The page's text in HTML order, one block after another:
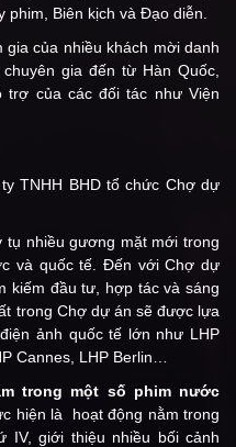
phim, Biên kịch và Đạo diễn.
gia của nhiều khách mời danh
gia đến từ Hàn Quốc,
của các đối tác như Viện
TNHH BHD tổ chức Chợ dự
nhiều gương mặt mới trong
và quốc tế. Đến với Chợ dự
kiếm đầu tư, hợp tác và sáng
trong Chợ dự án sẽ được lựa
ảnh quốc tế lớn như LHP
Cannes, LHP Berlin…
trong một số phim nước
hiện là hoạt động nằm trong
IV, giới thiệu nhiều bối cảnh